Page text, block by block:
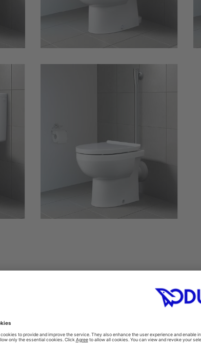
Yeni DuraStyle Basic
çocuklar için özel
anaokullarında
Duravit Rimless®
sonuçlarını garanti
Basic tuvaletler,